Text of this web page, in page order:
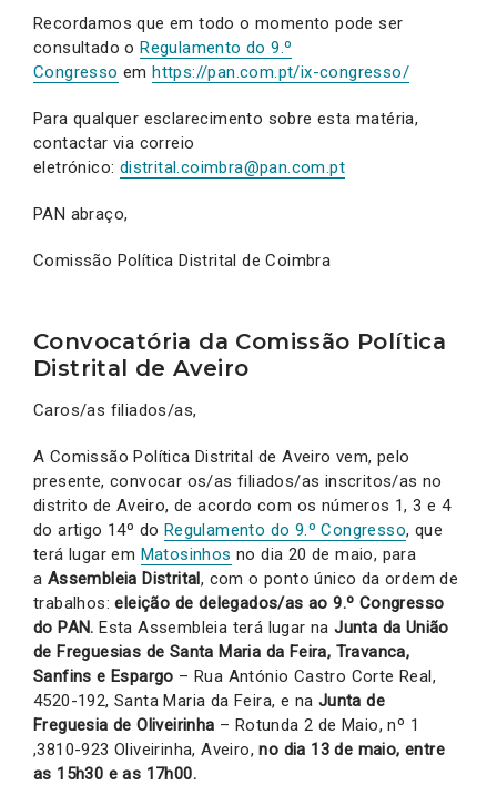
Recordamos que em todo o momento pode ser
consultado oRegulamento do 9.º
Congresso emhttps://pan.com.pt/ix-congresso/
Para qualquer esclarecimento sobre esta matéria,
contactar via correio
eletrónico: distrital.coimbra@pan.com.pt
PAN abraço,
Comissão Política Distrital de Coimbra
Convocatória da Comissão Política
Distrital de Aveiro
Caros/as filiados/as,
A Comissão Política Distrital de Aveiro vem, pelo
presente, convocar os/as filiados/as inscritos/as no
distrito de Aveiro, de acordo com os números 1, 3 e 4
do artigo 14º do Regulamento do 9.º Congresso, que
terá lugar em Matosinhos no dia 20 de maio, para
a Assembleia Distrital, com o ponto único da ordem de
trabalhos:eleição de delegados/as ao 9.º Congresso
do PAN.Esta Assembleia terá lugar naJunta da União
de Freguesias de Santa Maria da Feira, Travanca,
Sanfins e Espargo – Rua António Castro Corte Real,
4520-192, Santa Maria da Feira, e na Junta de
Freguesia de Oliveirinha – Rotunda 2 de Maio, nº 1
,3810-923 Oliveirinha, Aveiro,no dia 13 de maio, entre
as 15h30 e as 17h00.